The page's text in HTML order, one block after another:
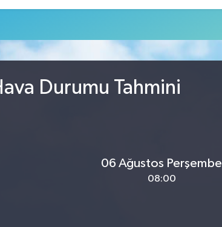
Durumu Tahmini
06 Ağustos Perşembe
08:00